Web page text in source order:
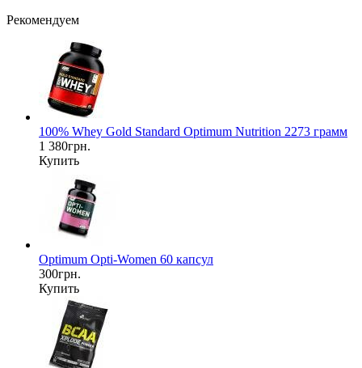
Рекомендуем
100% Whey Gold Standard Optimum Nutrition 2273 грамм
1 380грн.
Купить
Optimum Opti-Women 60 капсул
300грн.
Купить